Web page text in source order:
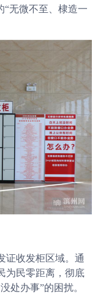
“无微不至、棣造一
证收发柜区域。通
为民零距离，彻底
处办事”的困扰。